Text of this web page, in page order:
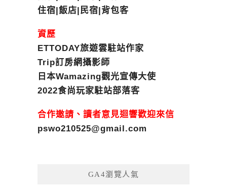
住宿|飯店|民宿|背包客
資歷
ETTODAY旅遊雲駐站作家
Trip訂房網攝影師
日本Wamazing觀光宣傳大使
2022食尚玩家駐站部落客
合作邀請、讀者意見迴響歡迎來信
pswo210525@gmail.com
GA4瀏覽人氣